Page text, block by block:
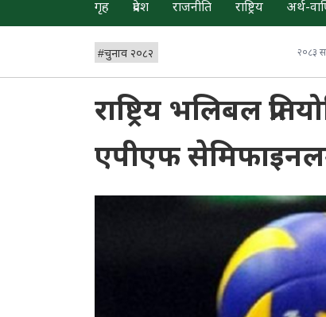
गृह प्रदेश राजनीति राष्ट्रिय अर्थ-
#चुनाव २०८२ २०८३
राष्ट्रिय भलिबल
एपीएफ